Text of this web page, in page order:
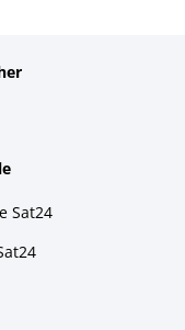
Sat24